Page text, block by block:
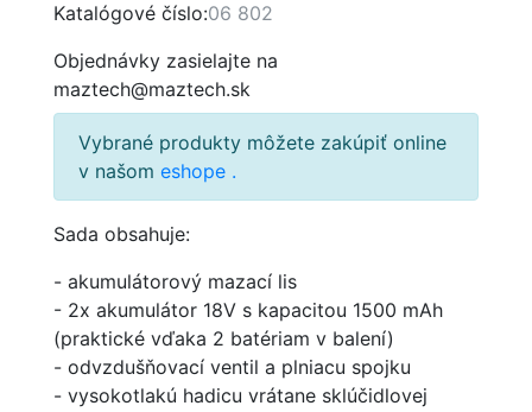
Katalógové číslo:06 802
Objednávky zasielajte na
maztech@maztech.sk
Vybrané produkty môžete zakúpiť online
v našom eshope .
Sada obsahuje:
- akumulátorový mazací lis
- 2x akumulátor 18V s kapacitou 1500 mAh
(praktické vďaka 2 batériam v balení)
- odvzdušňovací ventil a plniacu spojku
- vysokotlakú hadicu vrátane sklúčidlovej